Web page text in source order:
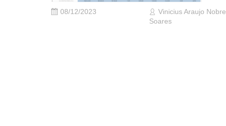
08/12/2023
Vinicius Araujo Nobre
Soares